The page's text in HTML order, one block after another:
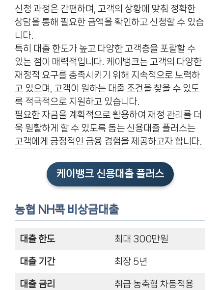
신청 과정은 간편하며, 고객의 상황에 맞춰 정확한
상담을 통해 필요한 금액을 확인하고 신청할 수 있습
니다.
특히 대출 한도가 높고 다양한 고객층을 포괄할 수
있는 점이 매력적입니다. 케이뱅크는 고객의 다양한
재정적 요구를 충족시키기 위해 지속적으로 노력하
고 있으며, 고객이 원하는 대출 조건을 찾을 수 있도
록 적극적으로 지원하고 있습니다.
필요한 자금을 계획적으로 활용하여 재정 관리를 더
욱 원활하게 할 수 있도록 돕는 신용대출 플러스는
고객에게 긍정적인 금융 경험을 제공하고자 합니다.
케이뱅크 신용대출 플러스
농협 NH콕 비상금대출
대출 한도 최대 300만원
대출 기간 최장 5년
대출 금리 취급 농축협 차등적용